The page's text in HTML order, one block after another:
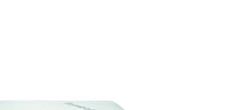
páteře. ...